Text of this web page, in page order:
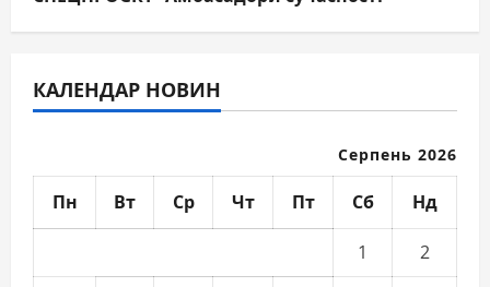
КАЛЕНДАР НОВИН
Серпень 2026
Пн Вт Ср Чт Пт Сб Нд
1
2